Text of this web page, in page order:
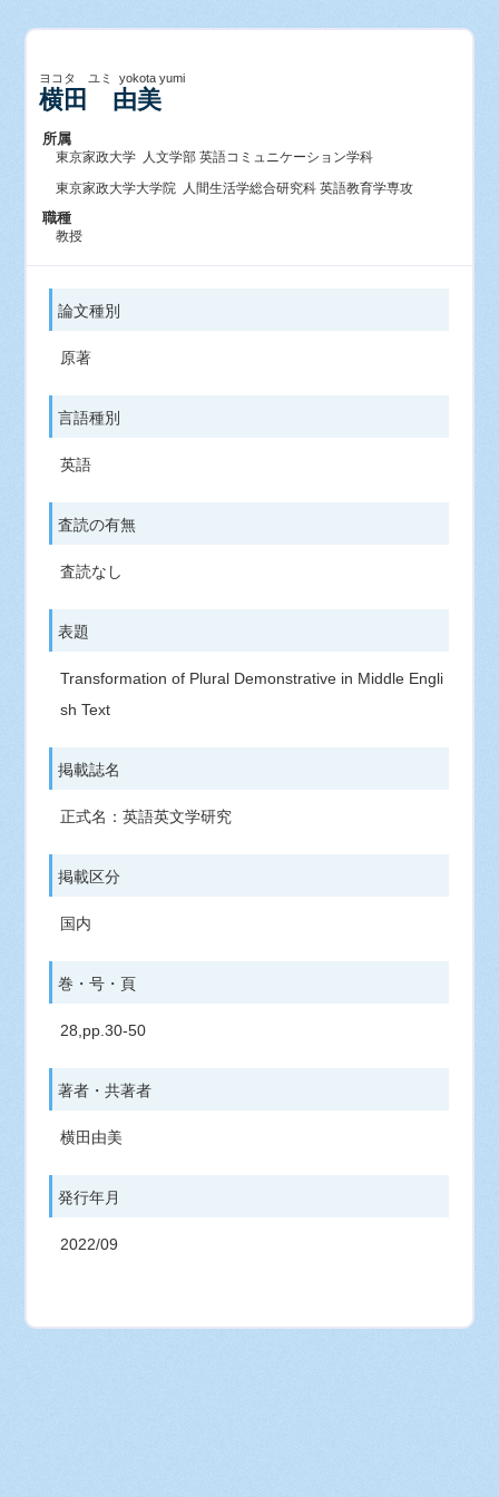
ヨコタ ユミ yokota yumi
横田 由美
所属
東京家政大学 人文学部 英語コミュニケーション学科
東京家政大学大学院 人間生活学総合研究科 英語教育学専攻
職種
教授
論文種別
原著
言語種別
英語
査読の有無
査読なし
表題
Transformation of Plural Demonstrative in Middle Engli
sh Text
掲載誌名
正式名：英語英文学研究
掲載区分
国内
巻・号・頁
28,pp.30-50
著者・共著者
横田由美
発行年月
2022/09